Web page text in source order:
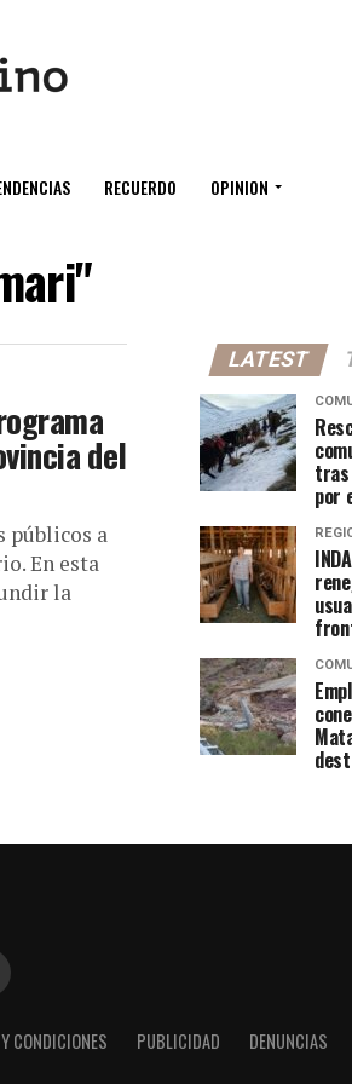
RECUERDO OPINION
del
públicos a
En esta
la
LATEST
tras
por
CONDICIONES PUBLICIDAD DENUNCIAS